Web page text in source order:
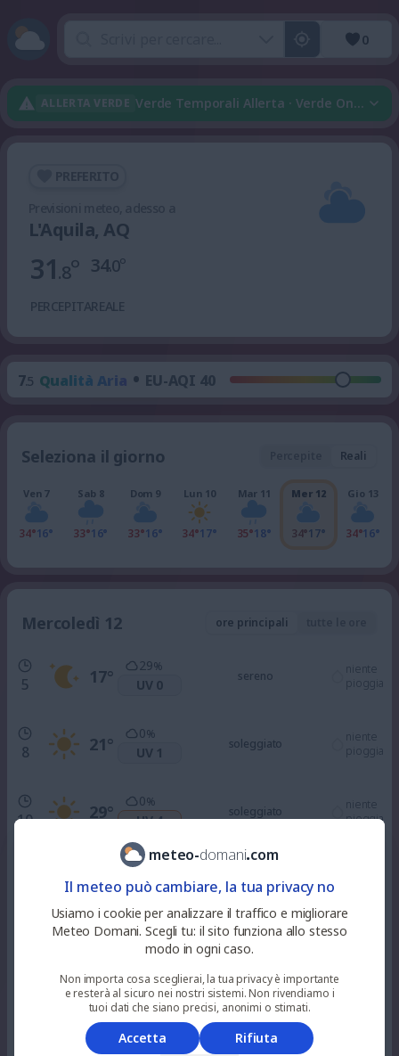
0
ALLERTA VERDE Verde Temporali Allerta · Verde Onda Di
L'Aquila, AQ
31.8°
PERCEPITA
34.0°
REALE
7.5 Qualità Aria • EU-AQI 40
Seleziona il giorno Reali
Ven 7
34°16°
Sab 8
33°16°
Dom 9
33°16°
Lun 10
34°17°
Mar 11
35°18°
Mer 12
34°17°
Gio 13
34°16°
Mercoledì 12 ore principali
5 17°
29%
UV 0
sereno
niente
pioggia
8 21°
0%
UV 1
soleggiato
niente
pioggia
10 29°
0%
UV 4
soleggiato
niente
pioggia
33°
16
UV 7
parzialmente nuvoloso
66%
UV 6
nuvoloso
0.3
28°
100%
UV 2
nuvoloso
meteo-domani.com
Il meteo può cambiare, la tua privacy no
Usiamo i cookie per analizzare il traffico e migliorare
Meteo Domani. Scegli tu: il sito funziona allo stesso
modo in ogni caso.
Non importa cosa sceglierai, la tua privacy è importante
e resterà al sicuro nei nostri sistemi. Non rivendiamo i
tuoi dati che siano precisi, anonimi o stimati.
Accetta
Rifiuta